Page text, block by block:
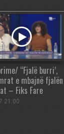
“Fjalë burri’,
e mbajnë fjalën
– Fiks Fare
21:00